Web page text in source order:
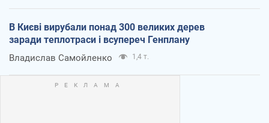
В Києві вирубали понад 300 великих дерев
заради теплотраси і всупереч Генплану
Владислав Самойленко 1,4 т.